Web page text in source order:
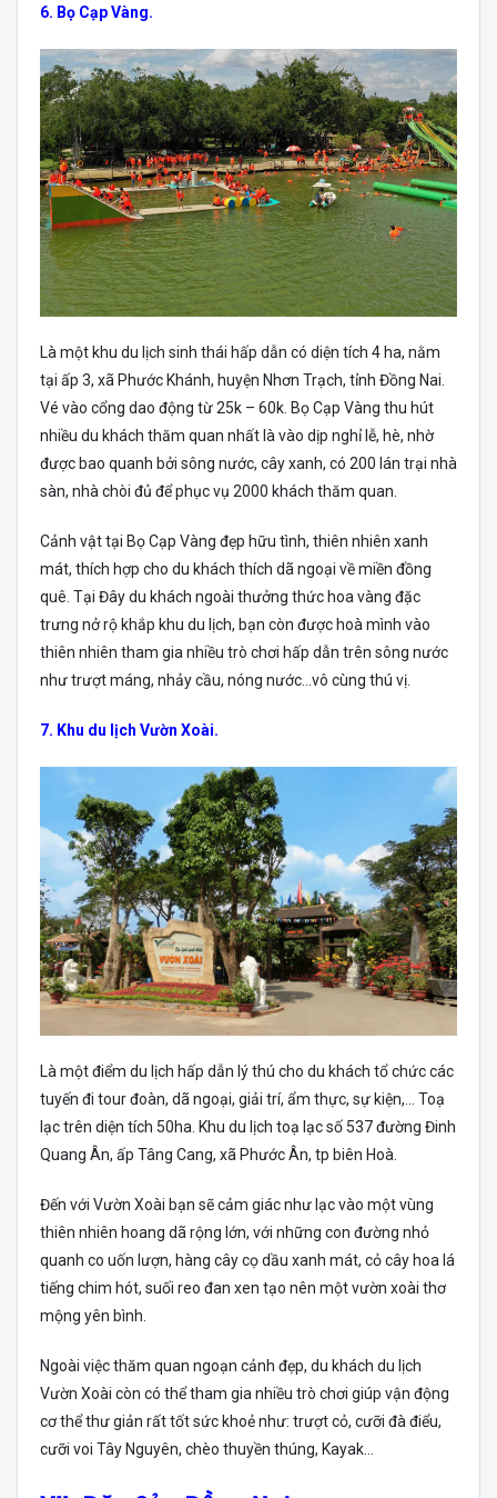
6. Bọ Cạp Vàng.
Là một khu du lịch sinh thái hấp dẫn có diện tích 4 ha, nằm
tại ấp 3, xã Phước Khánh, huyện Nhơn Trạch, tỉnh Đồng Nai.
Vé vào cổng dao động từ 25k – 60k. Bọ Cạp Vàng thu hút
nhiều du khách thăm quan nhất là vào dịp nghỉ lễ, hè, nhờ
được bao quanh bởi sông nước, cây xanh, có 200 lán trại nhà
sàn, nhà chòi đủ để phục vụ 2000 khách thăm quan.
Cảnh vật tại Bọ Cạp Vàng đẹp hữu tình, thiên nhiên xanh
mát, thích hợp cho du khách thích dã ngoại về miền đồng
quê. Tại Đây du khách ngoài thưởng thức hoa vàng đặc
trưng nở rộ khắp khu du lịch, bạn còn được hoà mình vào
thiên nhiên tham gia nhiều trò chơi hấp dẫn trên sông nước
như trượt máng, nhảy cầu, nóng nước…vô cùng thú vị.
7. Khu du lịch Vườn Xoài.
Là một điểm du lịch hấp dẫn lý thú cho du khách tổ chức các
tuyến đi tour đoàn, dã ngoại, giải trí, ẩm thực, sự kiện,… Toạ
lạc trên diện tích 50ha. Khu du lịch toạ lạc số 537 đường Đinh
Quang Ân, ấp Tâng Cang, xã Phước Ân, tp biên Hoà.
Đến với Vườn Xoài bạn sẽ cảm giác như lạc vào một vùng
thiên nhiên hoang dã rộng lớn, với những con đường nhỏ
quanh co uốn lượn, hàng cây cọ dầu xanh mát, cỏ cây hoa lá
tiếng chim hót, suối reo đan xen tạo nên một vườn xoài thơ
mộng yên bình.
Ngoài việc thăm quan ngoạn cảnh đẹp, du khách du lịch
Vườn Xoài còn có thể tham gia nhiều trò chơi giúp vận động
cơ thể thư giản rất tốt sức khoẻ như: trượt cỏ, cưỡi đà điểu,
cưỡi voi Tây Nguyên, chèo thuyền thúng, Kayak…